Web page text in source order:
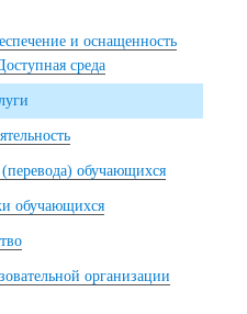
и оснащенность
среда
обучающихся
обучающихся
организации